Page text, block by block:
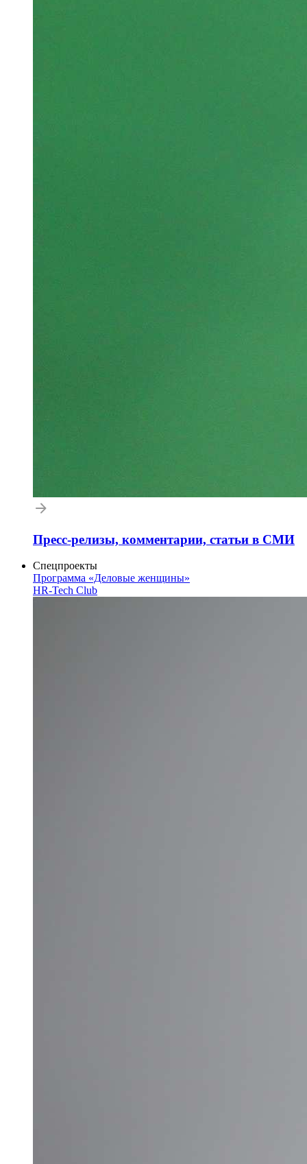
Пресс-релизы, комментарии, статьи в СМИ
Спецпроекты
Программа «Деловые женщины»
HR-Tech Club